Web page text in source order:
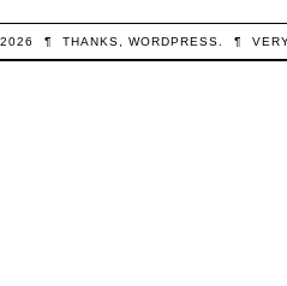
¶ THANKS, WORDPRESS ¶